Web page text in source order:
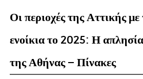
Οι περιοχές της Αττικής
ενοίκια το 2025: Η
της Αθήνας – Πίνακες